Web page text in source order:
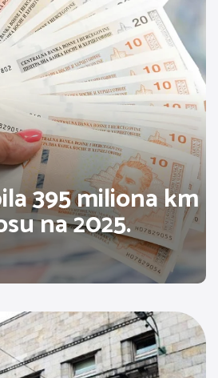
395 miliona km
na 2025.